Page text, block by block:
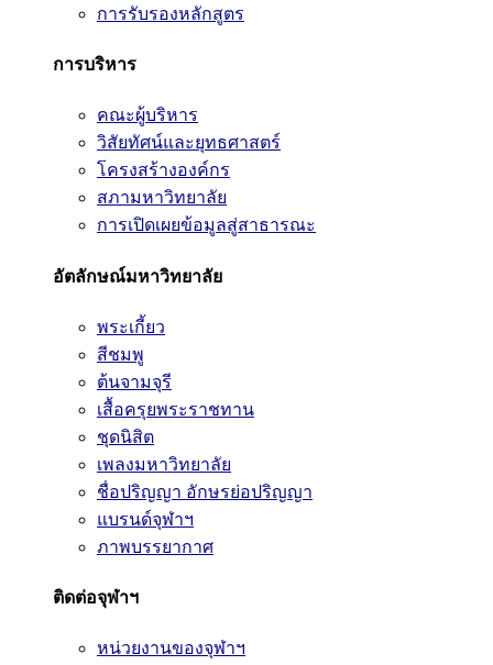
การรับรองหลักสูตร
การบริหาร
คณะผู้บริหาร
วิสัยทัศน์และยุทธศาสตร์
โครงสร้างองค์กร
สภามหาวิทยาลัย
การเปิดเผยข้อมูลสู่สาธารณะ
อัตลักษณ์มหาวิทยาลัย
พระเกี้ยว
สีชมพู
ต้นจามจุรี
เสื้อครุยพระราชทาน
ชุดนิสิต
เพลงมหาวิทยาลัย
ชื่อปริญญา อักษรย่อปริญญา
แบรนด์จุฬาฯ
ภาพบรรยากาศ
ติดต่อจุฬาฯ
หน่วยงานของจุฬาฯ